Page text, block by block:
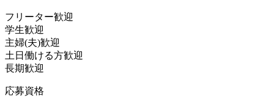
フリーター歓迎
学生歓迎
主婦(夫)歓迎
土日働ける方歓迎
長期歓迎
応募資格